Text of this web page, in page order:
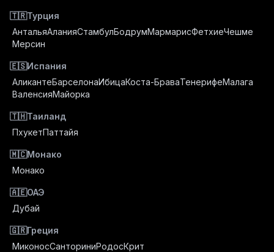
🇹🇷Турция
АнтальяАланияСтамбулБодрумМармарисФетхиеЧешме
Мерсин
🇪🇸Испания
АликантеБарселонаИбицаКоста-БраваТенерифеМалага
ВаленсияМайорка
🇹🇭Таиланд
ПхукетПаттайя
🇲🇨Монако
Монако
🇦🇪ОАЭ
Дубай
🇬🇷Греция
МиконосСанториниРодосКрит